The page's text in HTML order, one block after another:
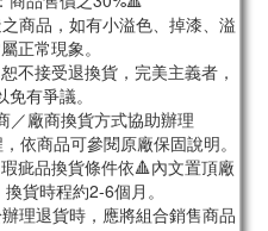
商品，如有小溢色、掉漆、溢
正常現象。
不接受退換貨，完美主義者，
有爭議。
／廠商換貨方式協助辦理
依商品可參閱原廠保固說明。
疵品換貨條件依🔺內文置頂廠
貨時程約2-6個月。
理退貨時，應將組合銷售商品